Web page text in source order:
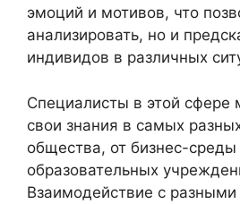
эмоций и мотивов, что
анализировать, но и
индивидов в различных
Специалисты в этой сфере
свои знания в самых
общества, от бизнес-
образовательных
Взаимодействие с разными